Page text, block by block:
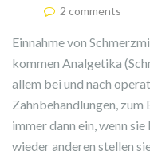
2 comments
Einnahme von
kommen Analgetika
allem bei und nach
Zahnbehandlungen, zum
immer dann ein, wenn
wieder anderen stellen